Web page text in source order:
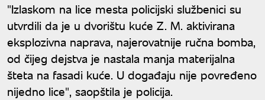
"Izlaskom na lice mesta policijski službenici su
utvrdili da je u dvorištu kuće Z. M. aktivirana
eksplozivna naprava, najerovatnije ručna bomba,
od čijeg dejstva je nastala manja materijalna
šteta na fasadi kuće. U događaju nije povređeno
nijedno lice", saopštila je policija.